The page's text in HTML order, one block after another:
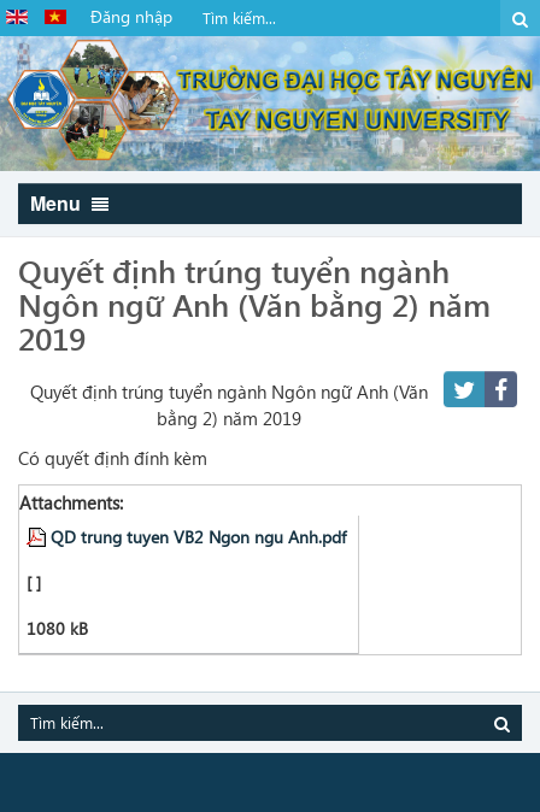
Đăng nhập
Menu
Quyết định trúng tuyển ngành
Ngôn ngữ Anh (Văn bằng 2) năm
2019
Quyết định trúng tuyển ngành Ngôn ngữ Anh (Văn
bằng 2) năm 2019
Có quyết định đính kèm
Attachments:
QD trung tuyen VB2 Ngon ngu Anh.pdf
[ ]
1080 kB